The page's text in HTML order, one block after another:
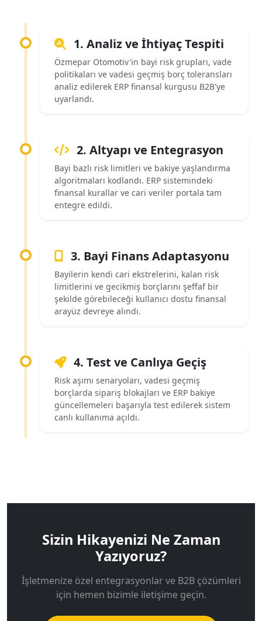
1. Analiz ve İhtiyaç Tespiti
Özmepar Otomotiv'in bayi risk grupları, vade
politikaları ve vadesi geçmiş borç toleransları
analiz edilerek ERP finansal kurgusu B2B'ye
uyarlandı.
2. Altyapı ve Entegrasyon
Bayi bazlı risk limitleri ve bakiye yaşlandırma
algoritmaları kodlandı. ERP sistemindeki
finansal kurallar ve cari veriler portala tam
entegre edildi.
3. Bayi Finans Adaptasyonu
Bayilerin kendi cari ekstrelerini, kalan risk
limitlerini ve gecikmiş borçlarını şeffaf bir
şekilde görebileceği kullanıcı dostu finansal
arayüz devreye alındı.
4. Test ve Canlıya Geçiş
Risk aşımı senaryoları, vadesi geçmiş
borçlarda sipariş blokajları ve ERP bakiye
güncellemeleri başarıyla test edilerek sistem
canlı kullanıma açıldı.
Sizin Hikayenizi Ne Zaman
Yazıyoruz?
İşletmenize özel entegrasyonlar ve B2B çözümleri
için hemen bizimle iletişime geçin.